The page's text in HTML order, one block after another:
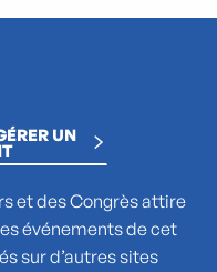
- Les 4 saisons du
UN
et des Congrès attire
événements de cet
sur d’autres sites